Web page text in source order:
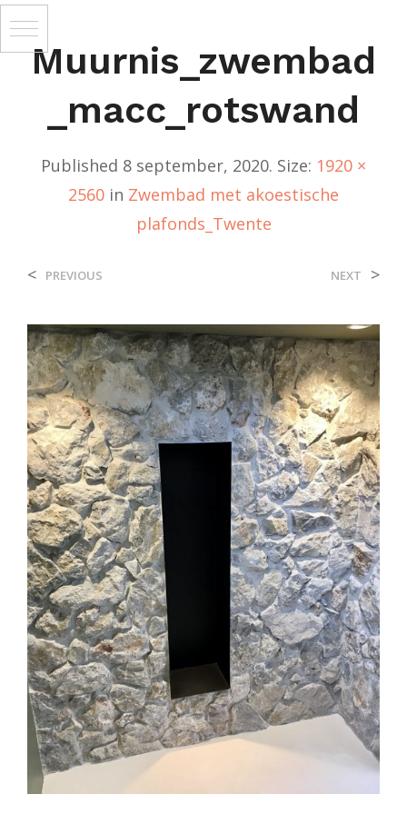
Muurnis_zwembad
_macc_rotswand
Published 8 september, 2020. Size: 1920 ×
2560 in Zwembad met akoestische
plafonds_Twente
< PREVIOUS NEXT >